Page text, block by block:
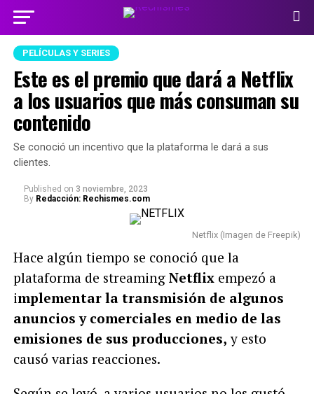
PELÍCULAS Y SERIES
Este es el premio que dará a Netflix
a los usuarios que más consuman su
contenido
Se conoció un incentivo que la plataforma le dará a sus
clientes.
Published on 3 noviembre, 2023
By Redacción: Rechismes.com
Netflix (Imagen de Freepik)
Hace algún tiempo se conoció que la
plataforma de streaming Netflixempezó a
implementar la transmisión de algunos
anuncios y comerciales en medio de las
emisiones de sus producciones, y esto
causó varias reacciones.